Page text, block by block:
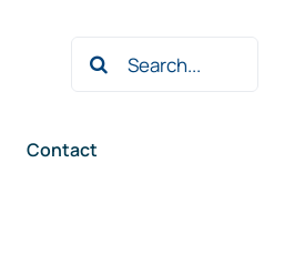
Zoeken
naar:
Contact